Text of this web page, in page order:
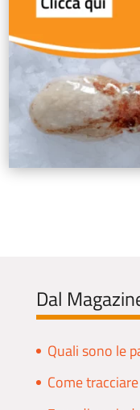
Dal
Quali sono le
Come